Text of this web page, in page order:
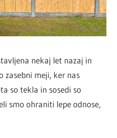
nekaj let nazaj in
zasebni meji, ker nas
so tekla in sosedi so
smo ohraniti lepe odnose,